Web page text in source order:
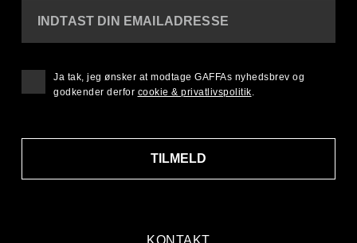
KONTAKT
INDTAST DIN EMAILADRESSE
TILMELD
Ja tak, jeg ønsker at modtage GAFFAs nyhedsbrev og
godkender derfor cookie & privatlivspolitik.